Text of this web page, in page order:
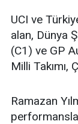
UCI ve
alan, Dünya
(C1) ve GP
Milli Takımı,
Ramazan